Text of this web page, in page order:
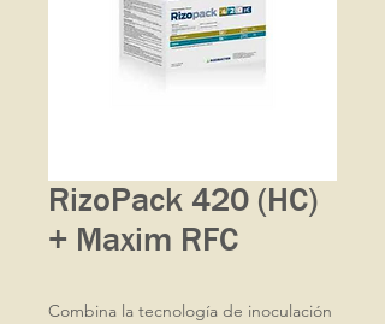
RizoPack 420 (HC)
+ Maxim RFC
Combina la tecnología de inoculación